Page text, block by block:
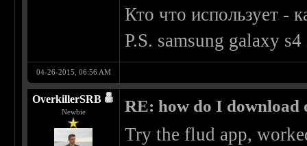
Кто что использует -
P.S. samsung galaxy
04-26-2015, 06:56 AM
OverkillerSRB
Newbie RE: how do I download
Try the flud app,